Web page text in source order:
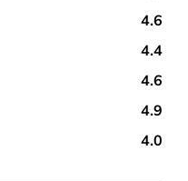
4.6
4.4
4.6
4.9
4.0